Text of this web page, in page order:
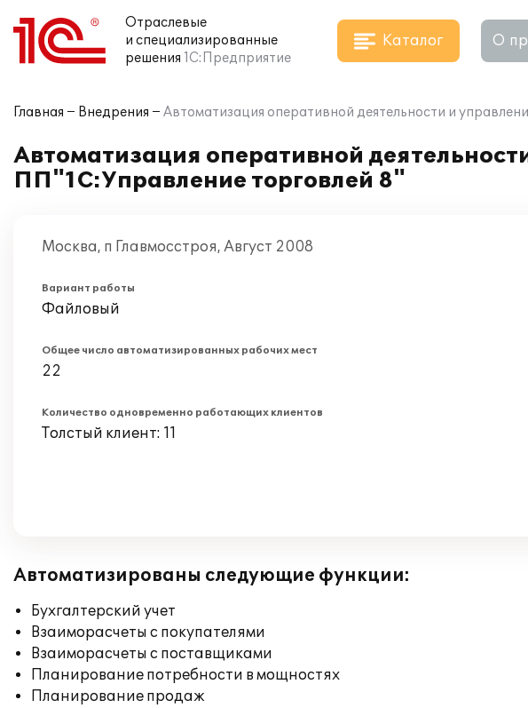
Отраслевые
и специализированные
решения 1С:Предприятие
Каталог О
Главная Внедрения Автоматизация оперативной деятельности и
Автоматизация оперативной
ПП"1С:Управление торговлей 8"
Москва, п Главмосстроя, Август 2008
Вариант работы
Файловый
Общее число автоматизированных рабочих мест
22
Количество одновременно работающих клиентов
Толстый клиент: 11
Автоматизированы следующие функции:
Бухгалтерский учет
Взаиморасчеты с покупателями
Взаиморасчеты с поставщиками
Планирование потребности в мощностях
Планирование продаж